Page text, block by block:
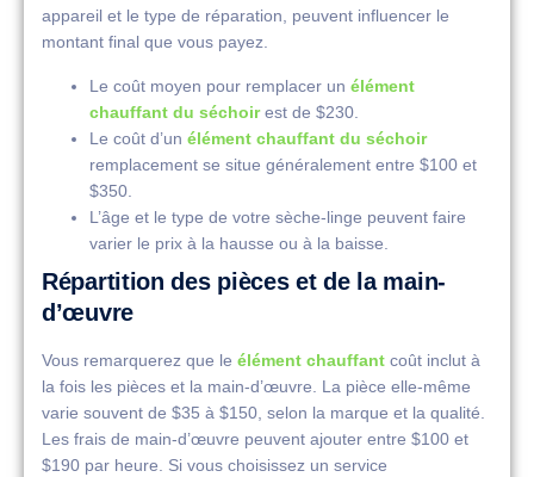
appareil et le type de réparation, peuvent influencer le
montant final que vous payez.
Le coût moyen pour remplacer un élément
chauffant du séchoirest de $230.
Le coût d’un élément chauffant du séchoir
remplacement se situe généralement entre $100 et
$350.
L’âge et le type de votre sèche-linge peuvent faire
varier le prix à la hausse ou à la baisse.
Répartition des pièces et de la main-
d’œuvre
Vous remarquerez que le élément chauffant coût inclut à
la fois les pièces et la main-d’œuvre. La pièce elle-même
varie souvent de $35 à $150, selon la marque et la qualité.
Les frais de main-d’œuvre peuvent ajouter entre $100 et
$190 par heure. Si vous choisissez un service